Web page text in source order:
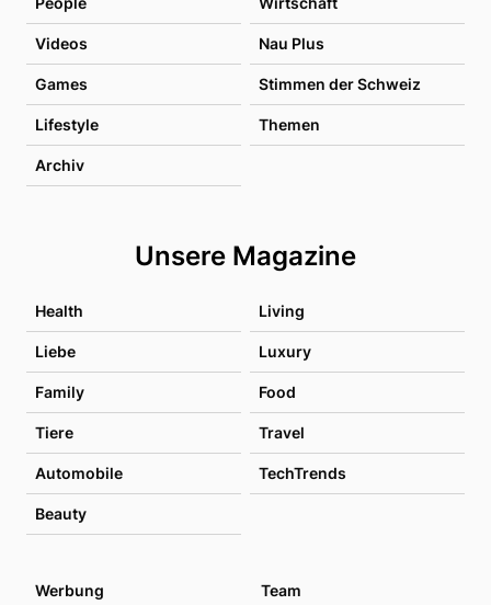
Videos Nau Plus
Games Stimmen der Schweiz
Lifestyle Themen
Archiv
Unsere Magazine
Health Living
Liebe Luxury
Family Food
Tiere Travel
Automobile TechTrends
Beauty
Werbung Team